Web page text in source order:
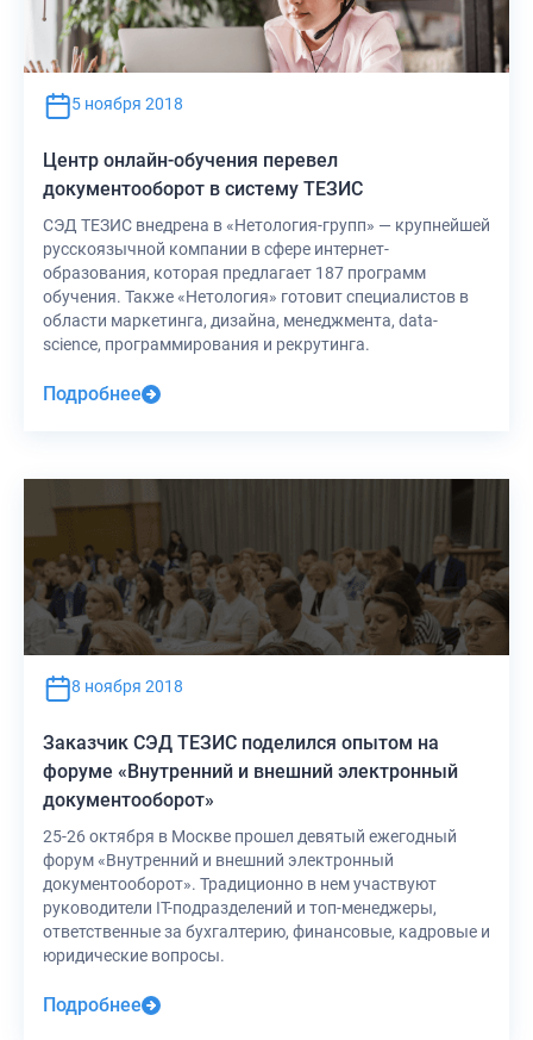
5 ноября 2018
Центр онлайн-обучения перевел
документооборот в систему ТЕЗИС
СЭД ТЕЗИС внедрена в «Нетология-групп» — крупнейшей
русскоязычной компании в сфере интернет-
образования, которая предлагает 187 программ
обучения. Также «Нетология» готовит специалистов в
области маркетинга, дизайна, менеджмента, data-
science, программирования и рекрутинга.
Подробнее
8 ноября 2018
Заказчик СЭД ТЕЗИС поделился опытом на
форуме «Внутренний и внешний электронный
документооборот»
25-26 октября в Москве прошел девятый ежегодный
форум «Внутренний и внешний электронный
документооборот». Традиционно в нем участвуют
руководители IT-подразделений и топ-менеджеры,
ответственные за бухгалтерию, финансовые, кадровые и
юридические вопросы.
Подробнее